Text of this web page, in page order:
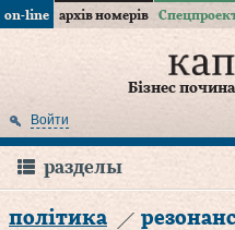
on-line архів номерів
Бізнес
Войти
разделы
політика резонанс